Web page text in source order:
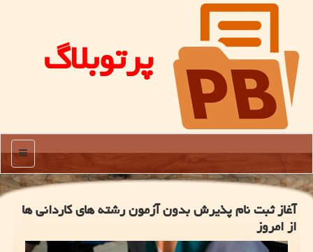
پرتوبلاگ
منو
آغاز ثبت نام پذیرش بدون آزمون رشته های كاردانی ها
از امروز